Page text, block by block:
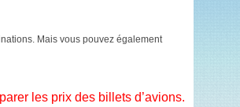
Mais vous pouvez également
les prix des billets d’avions.